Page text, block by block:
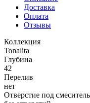
Доставка
Оплата
Отзывы
Коллекция
Tonalita
Глубина
42
Перелив
нет
Отверстие под смеситель